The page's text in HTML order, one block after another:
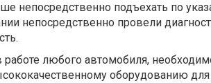
непосредственно подъехать по
непосредственно провели
любого автомобиля,
оборудованию для